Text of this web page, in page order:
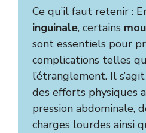
Ce qu’il faut retenir :
inguinale, certains
sont essentiels pour
complications telles
l’étranglement. Il
des efforts physiques
pression abdominale,
charges lourdes ainsi